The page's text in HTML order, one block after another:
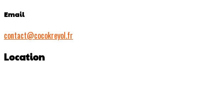
Email
contact@cocokreyol.fr
Location